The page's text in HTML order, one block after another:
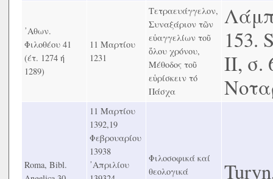
᾿Αθων.
Φιλοθέου 41
(έτ. 1274 ή
1289)
11 Μαρτίου
1231
Τετραευάγγελον,
Συναξάριον τῶν
εὐαγγελίων τοῦ
ὅλου χρόνου,
Μέθοδος τοῦ
εὑρίσκειν τό
Πάσχα
153.
ΙΙ,
Roma, Bibl.
11 Μαρτίου
1392,19
Φεβρουαρίου
13938
᾿Απριλίου
Φιλοσοφικά καί
θεολογικά